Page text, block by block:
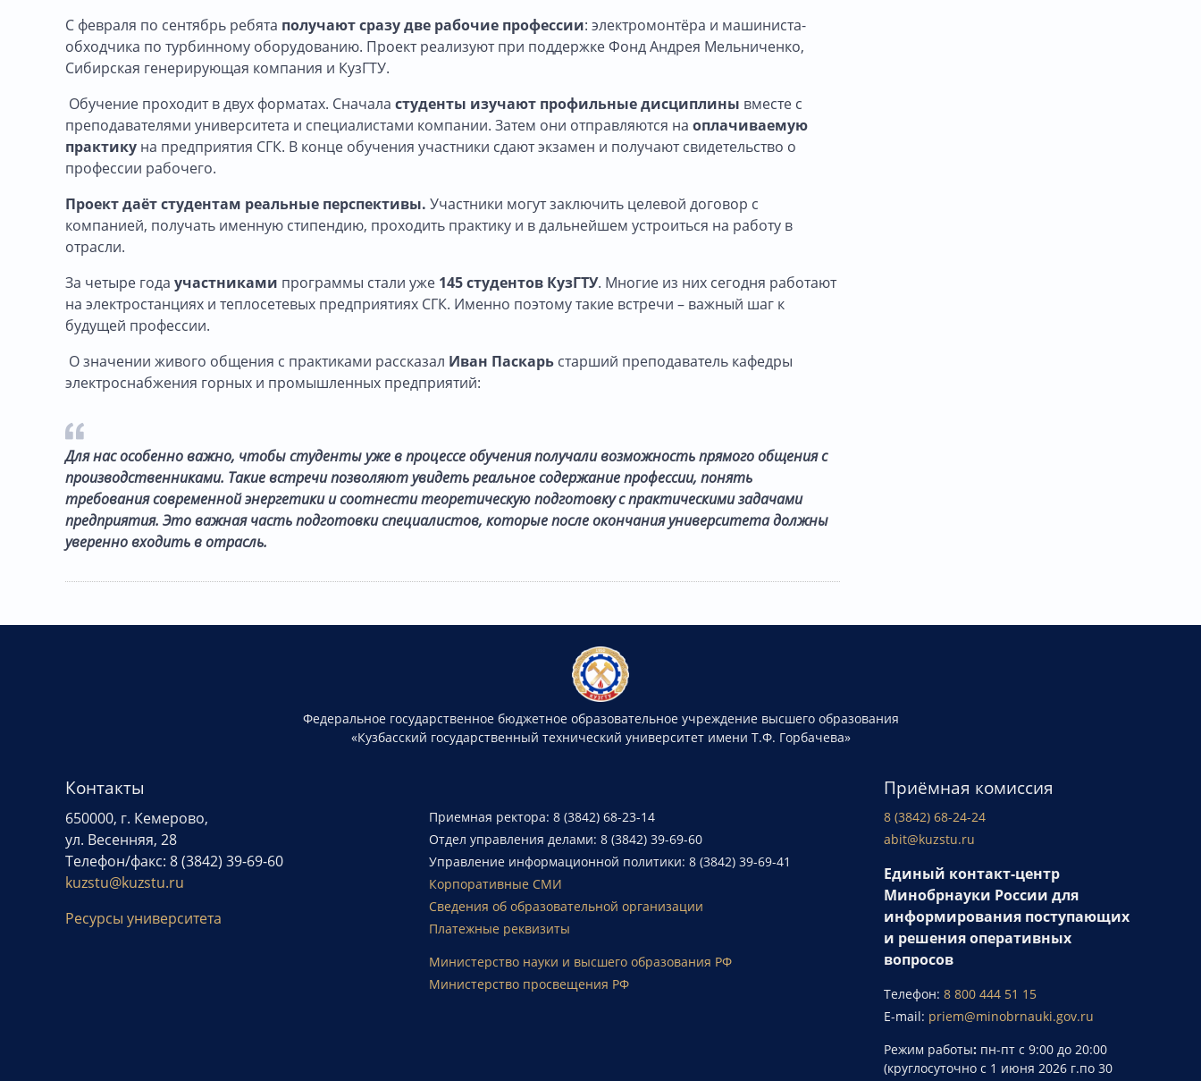
С февраля по сентябрь ребята получают сразу две рабочие профессии: электромонтёра и машиниста-
обходчика по турбинному оборудованию. Проект реализуют при поддержке Фонд Андрея Мельниченко,
Сибирская генерирующая компания и КузГТУ.
Обучение проходит в двух форматах. Сначала студенты изучают профильные дисциплины вместе с
преподавателями университета и специалистами компании. Затем они отправляются на оплачиваемую
практику на предприятия СГК. В конце обучения участники сдают экзамен и получают свидетельство о
профессии рабочего.
Проект даёт студентам реальные перспективы. Участники могут заключить целевой договор с
компанией, получать именную стипендию, проходить практику и в дальнейшем устроиться на работу в
отрасли.
За четыре года участниками программы стали уже 145 студентов КузГТУ. Многие из них сегодня работают
на электростанциях и теплосетевых предприятиях СГК. Именно поэтому такие встречи – важный шаг к
будущей профессии.
О значении живого общения с практиками рассказал Иван Паскарь старший преподаватель кафедры
электроснабжения горных и промышленных предприятий:
Для нас особенно важно, чтобы студенты уже в процессе обучения получали возможность прямого общения с
производственниками. Такие встречи позволяют увидеть реальное содержание профессии, понять
требования современной энергетики и соотнести теоретическую подготовку с практическими задачами
предприятия. Это важная часть подготовки специалистов, которые после окончания университета должны
уверенно входить в отрасль.
Федеральное государственное бюджетное образовательное учреждение высшего образования
«Кузбасский государственный технический университет имени Т.Ф. Горбачева»
Контакты
650000, г. Кемерово,
ул. Весенняя, 28
Телефон/факс: 8 (3842) 39-69-60
kuzstu@kuzstu.ru
Ресурсы университета
Приемная ректора: 8 (3842) 68-23-14
Отдел управления делами: 8 (3842) 39-69-60
Управление информационной политики: 8 (3842) 39-69-41
Корпоративные СМИ
Сведения об образовательной организации
Платежные реквизиты
Министерство науки и высшего образования РФ
Министерство просвещения РФ
Приёмная комиссия
8 (3842) 68-24-24
abit@kuzstu.ru
Единый контакт-центр
Минобрнауки России для
информирования поступающих
и решения оперативных
вопросов
Телефон:8 800 444 51 15
E-mail: priem@minobrnauki.gov.ru
Режим работы: пн-пт с 9:00 до 20:00
(круглосуточно с 1 июня 2026 г.по 30